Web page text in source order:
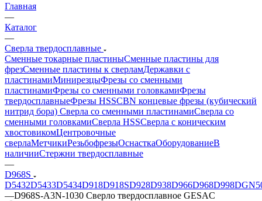
Главная
—
Каталог
—
Сверла твердосплавные
Сменные токарные пластиныСменные пластины для
фрезСменные пластины к сверламДержавки с
пластинамиМинирезцыФрезы со сменными
пластинамиФрезы со сменными головкамиФрезы
твердосплавныеФрезы HSSCBN концевые фрезы (кубический
нитрид бора) Сверла со сменными пластинамиСверла со
сменными головкамиСверла HSSСверла с коническим
хвостовикомЦентровочные
сверлаМетчикиРезьбофрезыОснасткаОборудованиеВ
наличииСтержни твердосплавные
—
D968S
D5432D5433D5434D918D918SD928D938D966D968D998
—D968S-A3N-1030 Сверло твердосплавное GESAC